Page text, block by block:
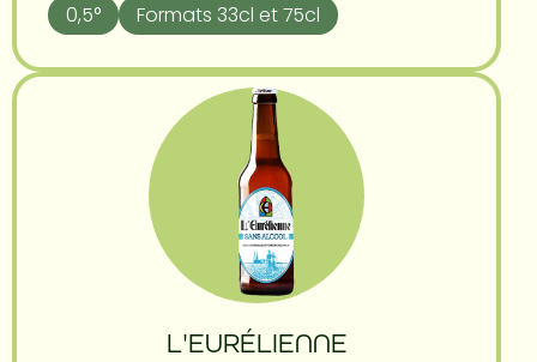
0,5° Formats 33cl et 75cl
L'EURÉLIENNE